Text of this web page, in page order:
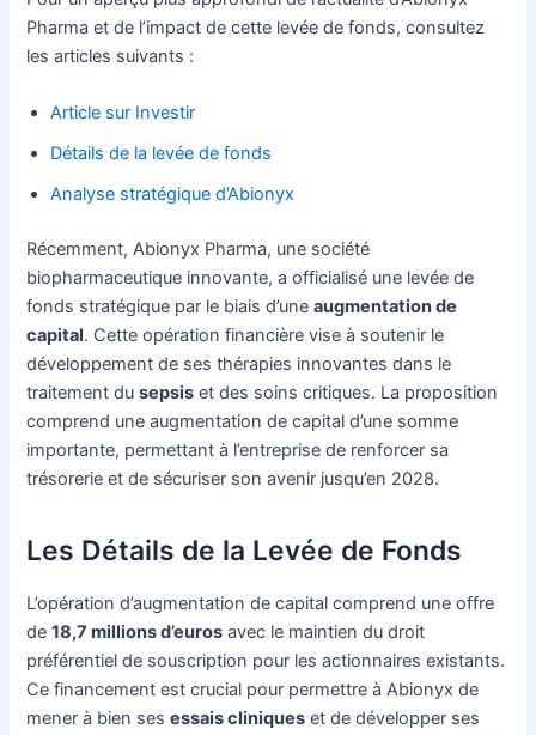
Pharma et de l’impact de cette levée de fonds, consultez
les articles suivants :
Article sur Investir
Détails de la levée de fonds
Analyse stratégique d’Abionyx
Récemment, Abionyx Pharma, une société
biopharmaceutique innovante, a officialisé une levée de
fonds stratégique par le biais d’uneaugmentation de
capital. Cette opération financière vise à soutenir le
développement de ses thérapies innovantes dans le
traitement dusepsis et des soins critiques. La proposition
comprend une augmentation de capital d’une somme
importante, permettant à l’entreprise de renforcer sa
trésorerie et de sécuriser son avenir jusqu’en 2028.
Les Détails de la Levée de Fonds
L’opération d’augmentation de capital comprend une offre
de18,7 millions d’euros avec le maintien du droit
préférentiel de souscription pour les actionnaires existants.
Ce financement est crucial pour permettre à Abionyx de
mener à bien sesessais cliniques et de développer ses